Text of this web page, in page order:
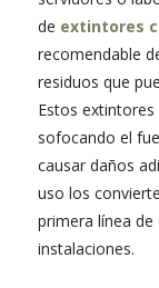
de extintores
recomendable
residuos que
Estos
sofocando el
causar daños
uso los
primera línea
instalaciones.